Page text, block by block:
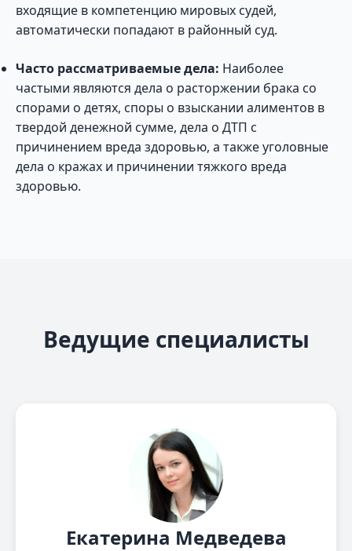
входящие в компетенцию мировых судей,
автоматически попадают в районный суд.
Часто рассматриваемые дела: Наиболее
частыми являются дела о расторжении брака со
спорами о детях, споры о взыскании алиментов в
твердой денежной сумме, дела о ДТП с
причинением вреда здоровью, а также уголовные
дела о кражах и причинении тяжкого вреда
здоровью.
Ведущие специалисты
Екатерина Медведева